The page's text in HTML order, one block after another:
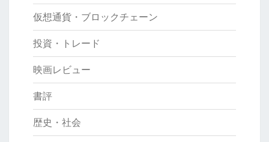
仮想通貨・ブロックチェーン
投資・トレード
映画レビュー
書評
歴史・社会